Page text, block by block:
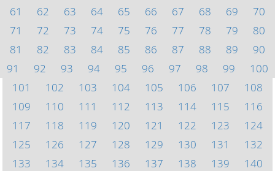
61
62 63 64 65 66 67 68 69
70
71
72 73 74 75 76 77 78 79
80
81
82 83 84 85 86 87 88 89
90
91
92 93 94 95 96 97 98 99
100
101
102 103 104 105 106 107
108
109
110 111 112 113 114 115
116
117
118 119 120 121 122 123
124
125
126 127 128 129 130 131
132
133
134 135 136 137 138 139
140